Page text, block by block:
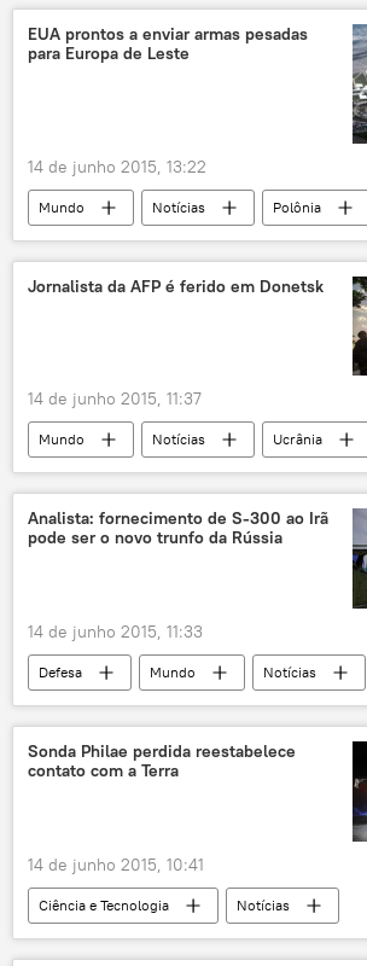
EUA prontos a enviar armas pesadas
para Europa de Leste
14 de junho 2015, 13:22
Mundo Notícias
Polônia
Estônia
Lituânia
Vladimir Putin
OTAN
bases EUA
Jornalista da AFP é ferido em Donetsk
14 de junho 2015, 11:37
Mundo Notícias
Ucrânia
vítimas
jornalista
Ucrânia: campo de batalha
Analista: fornecimento de S-300 ao Irã
pode ser o novo trunfo da Rússia
14 de junho 2015, 11:33
Defesa Mundo
Notícias
Ocidente
Irã
sistema de defesa antiaérea
Rússia
Sonda Philae perdida reestabelece
contato com a Terra
14 de junho 2015, 10:41
Ciência e Tecnologia
Notícias
Sociedade
Philae
pesquisa